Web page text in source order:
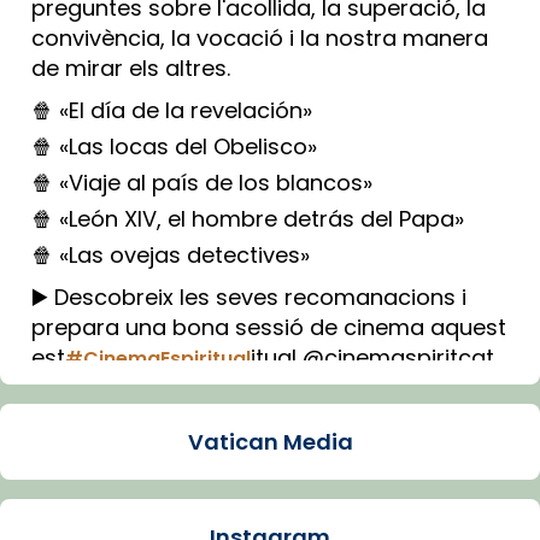
preguntes sobre l'acollida, la superació, la
convivència, la vocació i la nostra manera
de mirar els altres.
🍿 «El día de la revelación»
🍿 «Las locas del Obelisco»
🍿 «Viaje al país de los blancos»
🍿 «León XIV, el hombre detrás del Papa»
🍿 «Las ovejas detectives»
▶️ Descobreix les seves recomanacions i
prepara una bona sessió de cinema aquest
est#CinemaEspiritualitual @cinemaspiritcat
Imatge: Generada amb IA (OpenAI)
Vatican Media